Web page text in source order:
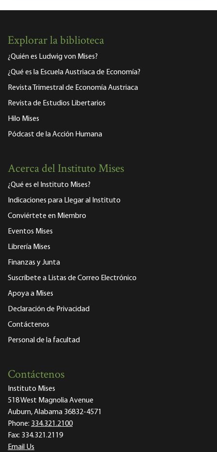
Explorar la biblioteca
¿Quién es Ludwig von Mises?
¿Qué es la Escuela Austriaca de Economía?
Revista Trimestral de Economía Austriaca
Revista de Estudios Libertarios
Hilo Mises
Pódcast de la Acción Humana
Acerca del Instituto Mises
¿Qué es el Instituto Mises?
Indicaciones para Llegar al Instituto
Conviértete en Miembro
Eventos Mises
Librería Mises
Finanzas y Junta
Suscríbete a Listas de Correo Electrónico
Apoya a Mises
Declaración de Privacidad
Contáctenos
Personal de la facultad
Contáctenos
Instituto Mises
518 West Magnolia Avenue
Auburn, Alabama 36832-4571
Phone: 334.321.2100
Fax: 334.321.2119
Email Us